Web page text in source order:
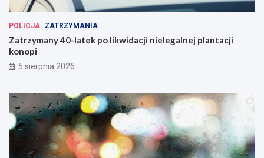
POLICJA ZATRZYMANIA
Zatrzymany 40-latek po likwidacji nielegalnej plantacji
konopi
5 sierpnia 2026